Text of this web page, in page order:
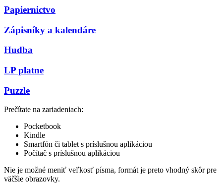
Papiernictvo
Zápisníky a kalendáre
Hudba
LP platne
Puzzle
Prečítate na zariadeniach:
Pocketbook
Kindle
Smartfón či tablet s príslušnou aplikáciou
Počítač s príslušnou aplikáciou
Nie je možné meniť veľkosť písma, formát je preto vhodný skôr pre
väčšie obrazovky.